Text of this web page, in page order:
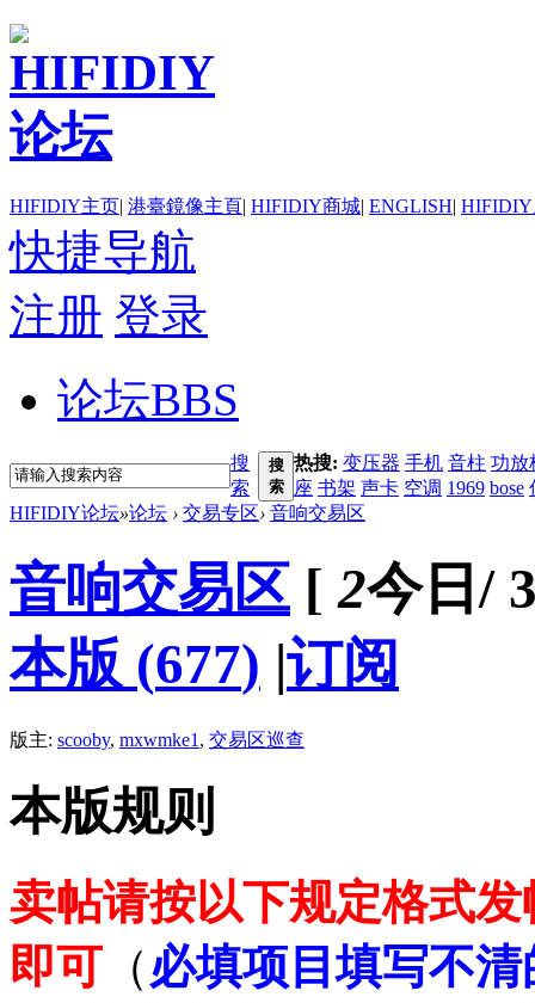
HIFIDIY主页| 港臺鏡像主頁| HIFIDIY商城| ENGLISH|
快捷导航
注册 登录
论坛BBS
搜
索
搜
索
热搜: 变压器 手机 音柱 功放
座 书架 声卡 空调 1969 bose
HIFIDIY论坛»论坛 › 交易专区› 音响交易区
音响交易区 [2今日 /
本版 (677) |订阅
版主: scooby, mxwmke1 , 交易区巡查
本版规则
卖帖请按以下规定格式
即可（必填项目填写不